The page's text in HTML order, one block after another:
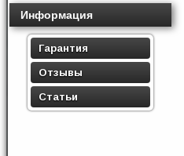
Информация
Гарантия
Отзывы
Статьи